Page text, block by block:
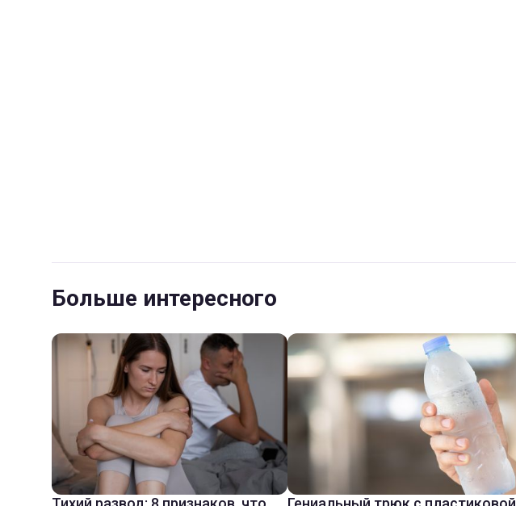
Больше интересного